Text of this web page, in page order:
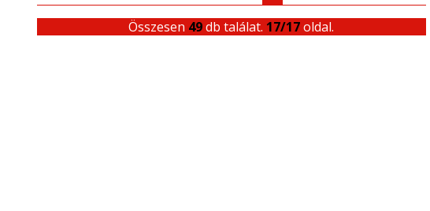
Összesen 49db találat. 17/17oldal.